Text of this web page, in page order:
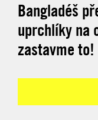
Bangladéš
uprchlíky na
zastavme to!